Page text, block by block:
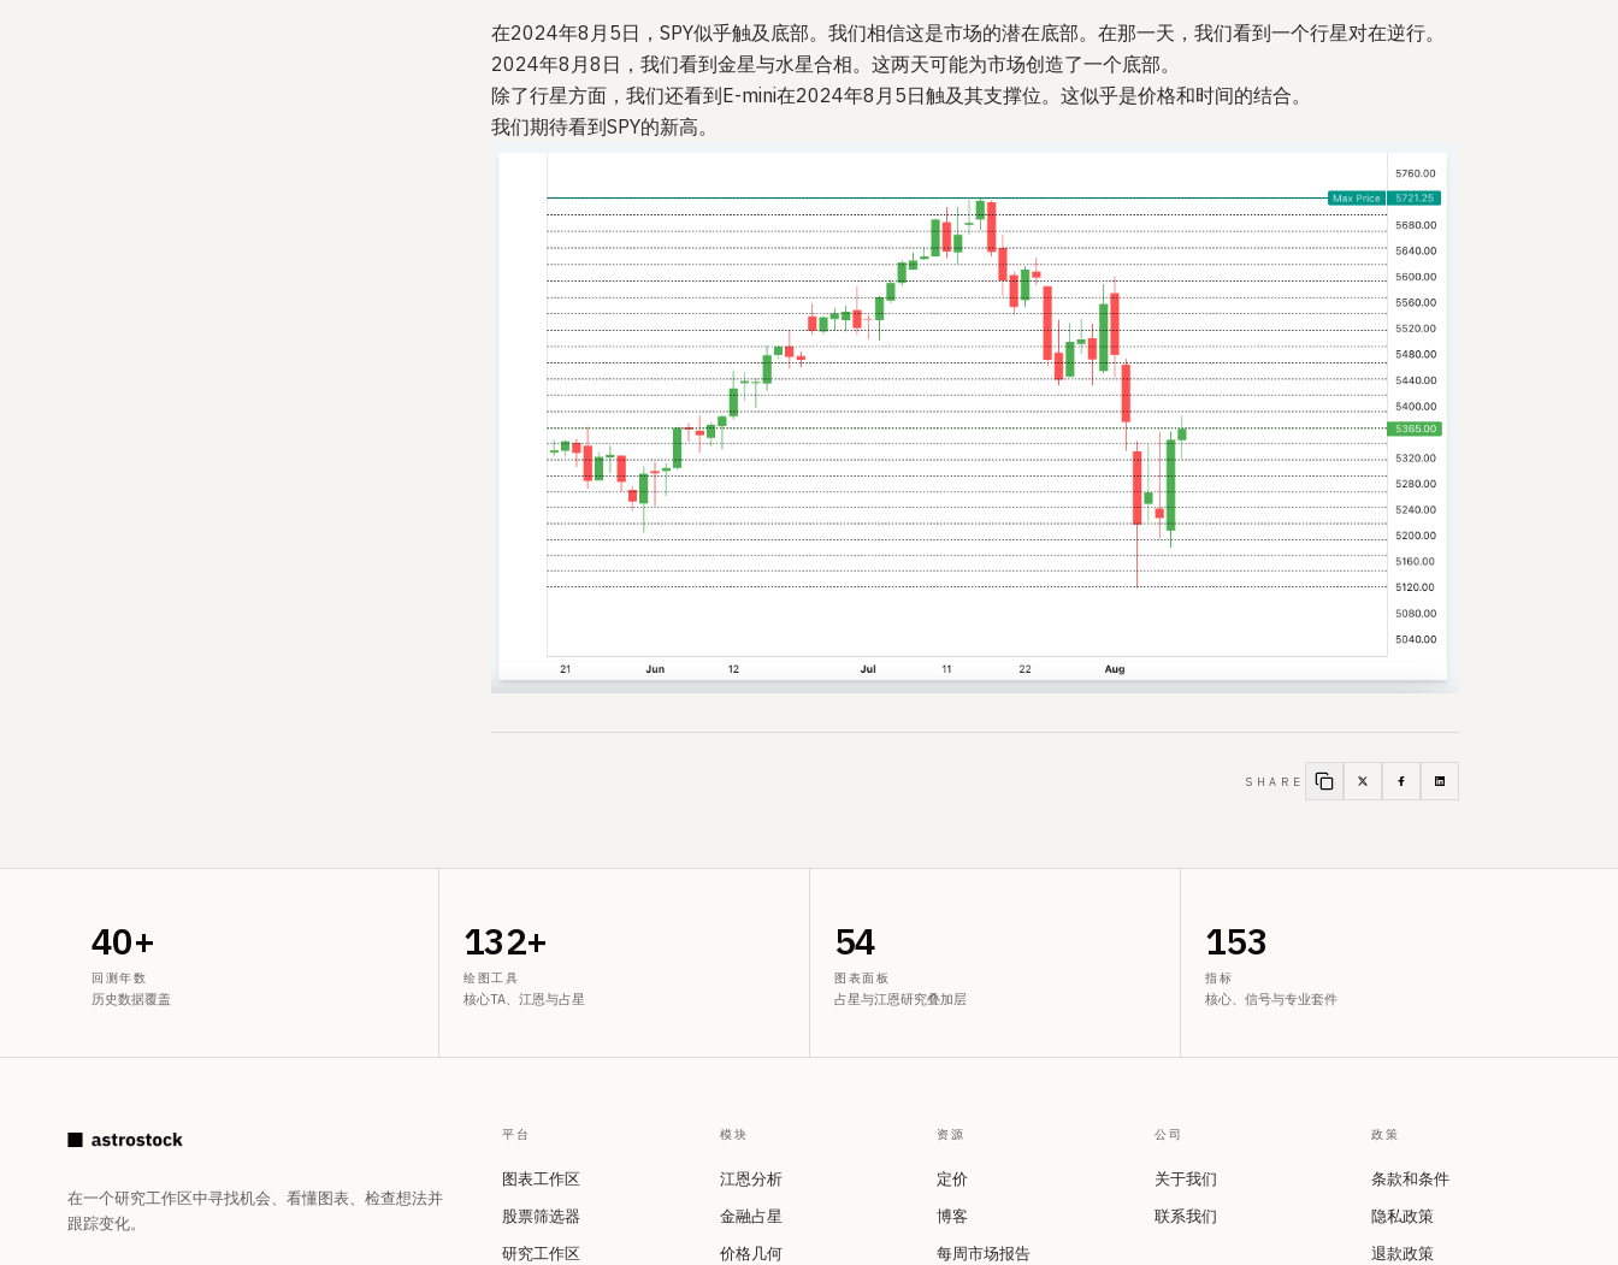
在2024年8月5日，SPY似乎触及底部。我们相信这是市场的潜在底部。在那一天，我们看到一个行星对在逆行。
2024年8月8日，我们看到金星与水星合相。这两天可能为市场创造了一个底部。
除了行星方面，我们还看到E-mini在2024年8月5日触及其支撑位。这似乎是价格和时间的结合。
我们期待看到SPY的新高。
SHARE
40+
回测年数
历史数据覆盖
132+
绘图工具
核心TA、江恩与占星
54
图表面板
占星与江恩研究叠加层
153
指标
核心、信号与专业套件
在一个研究工作区中寻找机会、看懂图表、检查想法并
跟踪变化。
平台
图表工作区
股票筛选器
研究工作区
模块
江恩分析
金融占星
价格几何
资源
定价
博客
每周市场报告
公司
关于我们
联系我们
政策
条款和条件
隐私政策
退款政策